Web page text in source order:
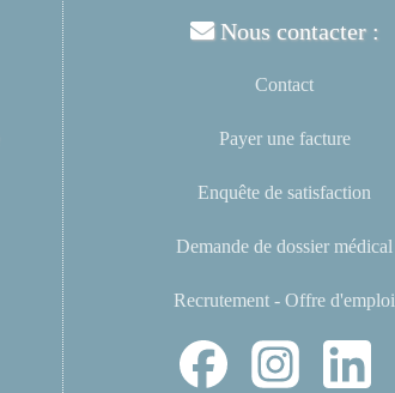
Nous contacter :
Contact
Payer une facture
Enquête de satisfaction
Demande de dossier médical
Recrutement - Offre d'emploi